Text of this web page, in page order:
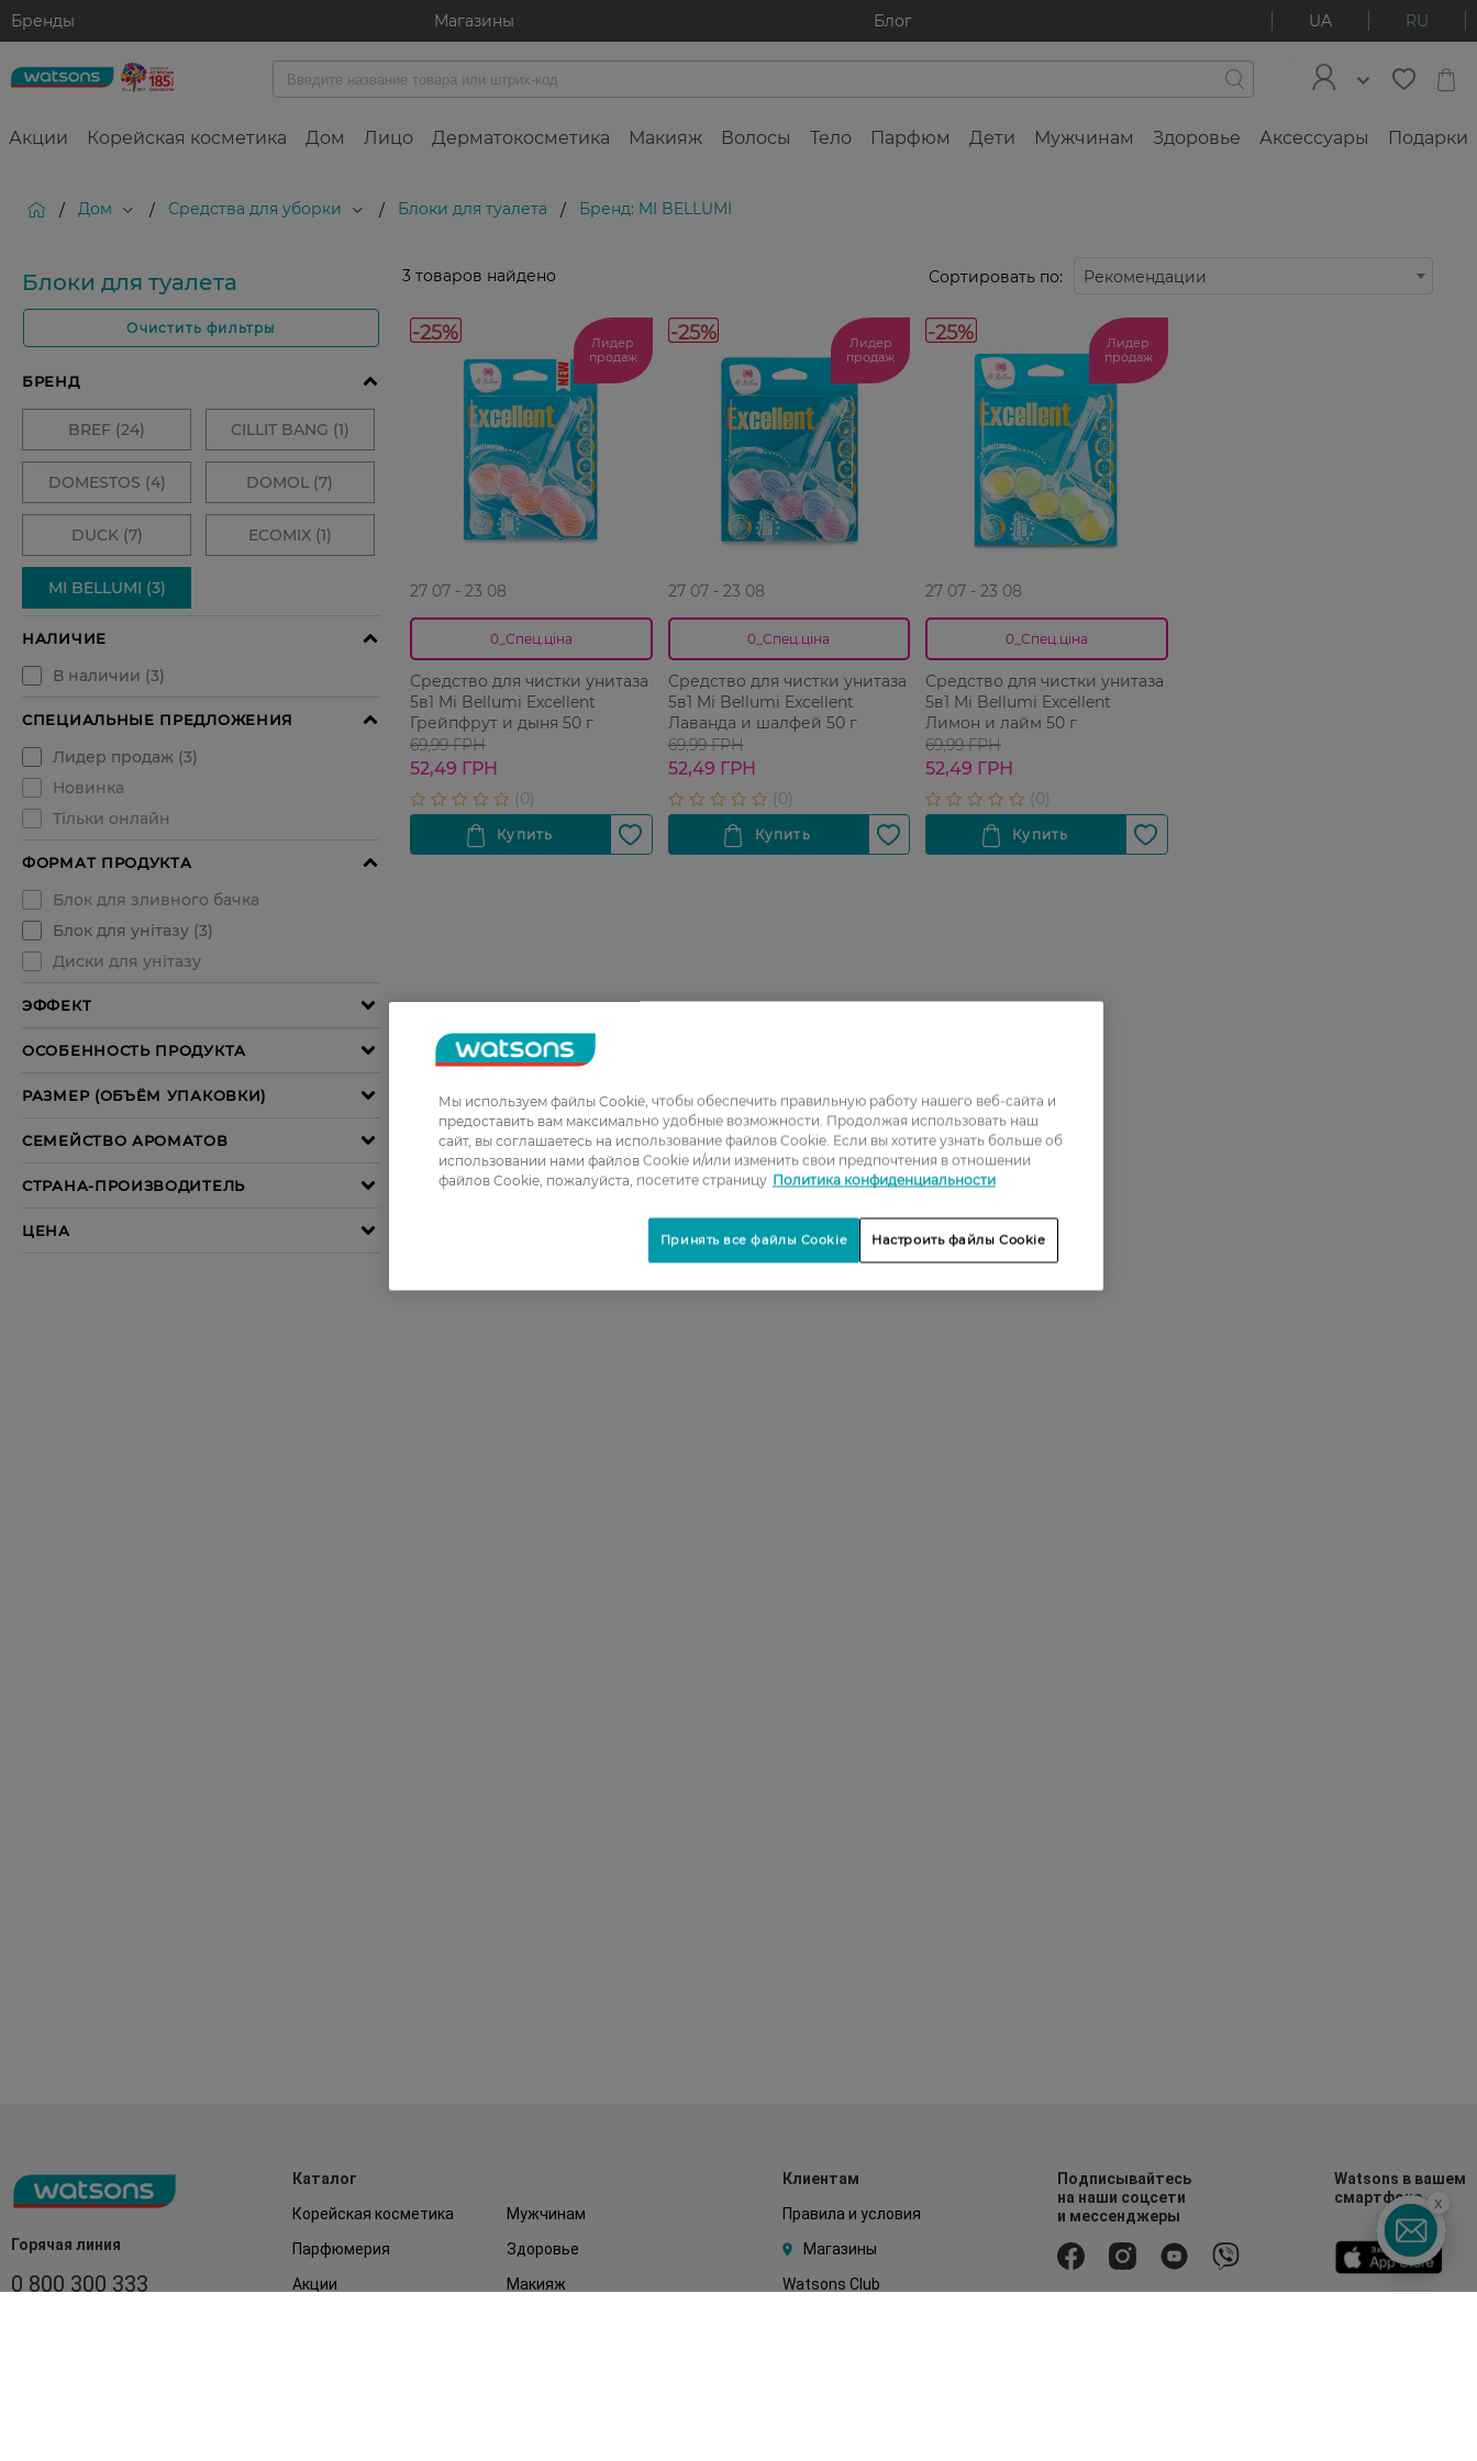
Бренды Магазины Блог UA RU
Акции Корейская косметика Дом Лицо Дерматокосметика Макияж Волосы Тело Парфюм Дети Мужчинам Здоровье Аксессуары Подарки
/ Дом / Средства для уборки / Блоки для туалета / Бренд: MI BELLUMI
Блоки для туалета
Очистить фильтры
3 товаров найдено Сортировать по: Рекомендации
-25%
Лидер
продаж
27 07 - 23 08
0_Спец.ціна
Средство для чистки унитаза
5в1 Mi Bellumi Excellent
Грейпфрут и дыня 50 г
69,99 ГРН
52,49 ГРН
-25%
Лидер
продаж
27 07 - 23 08
0_Спец.ціна
Средство для чистки унитаза
5в1 Mi Bellumi Excellent
Лаванда и шалфей 50 г
69,99 ГРН
52,49 ГРН
-25%
Лидер
продаж
27 07 - 23 08
0_Спец.ціна
Средство для чистки унитаза
5в1 Mi Bellumi Excellent
Лимон и лайм 50 г
69,99 ГРН
52,49 ГРН
Горячая линия
0 800 300 333
Каталог
Корейская косметика
Мужчинам
Парфюмерия
Здоровье
Акции
Макияж
Клиентам
Правила и условия
Магазины
Watsons Club
Подписывайтесь
на наши соцсети
и мессенджеры
Watsons в вашем
смартфоне
x
Мы используем файлы Cookie, чтобы обеспечить правильную работу нашего веб-сайта и
предоставить вам максимально удобные возможности. Продолжая использовать наш
сайт, вы соглашаетесь на использование файлов Cookie. Если вы хотите узнать больше об
использовании нами файлов Cookie и/или изменить свои предпочтения в отношении
файлов Cookie, пожалуйста, посетите страницу Политика конфиденциальности
Настроить файлы Cookie
Принять все файлы Cookie